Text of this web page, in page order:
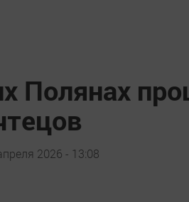
Полянах
2026 - 13:08